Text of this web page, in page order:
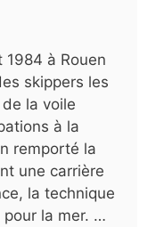
1984 à Rouen
skippers les
la voile
à la
remporté la
une carrière
la technique
la mer. …